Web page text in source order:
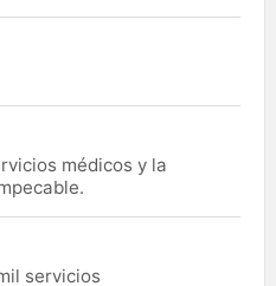
médicos y la
servicios